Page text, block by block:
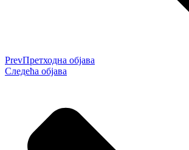
PrevПретходна објава
Следећа објава